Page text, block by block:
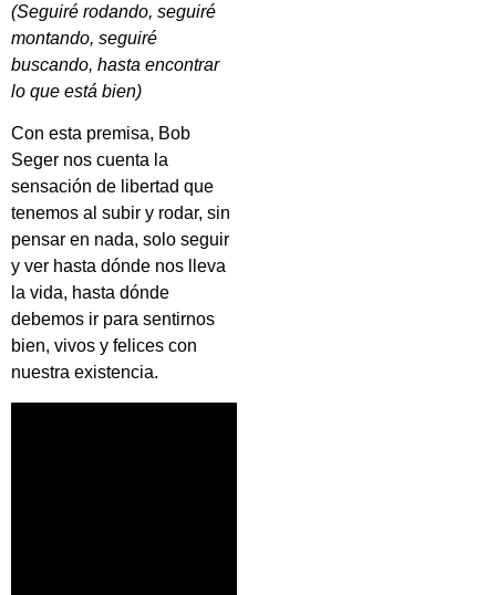
(Seguiré rodando, seguiré
montando, seguiré
buscando, hasta encontrar
lo que está bien)
Con esta premisa, Bob
Seger nos cuenta la
sensación de libertad que
tenemos al subir y rodar, sin
pensar en nada, solo seguir
y ver hasta dónde nos lleva
la vida, hasta dónde
debemos ir para sentirnos
bien, vivos y felices con
nuestra existencia.